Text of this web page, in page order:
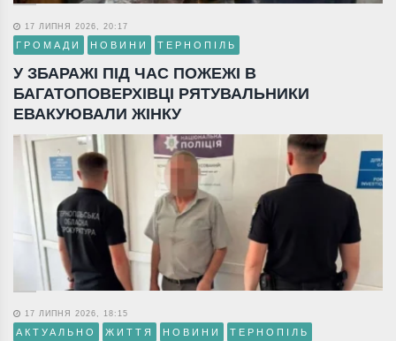
17 ЛИПНЯ 2026, 20:17
ГРОМАДИ НОВИНИ ТЕРНОПІЛЬ
У ЗБАРАЖІ ПІД ЧАС ПОЖЕЖІ В
БАГАТОПОВЕРХІВЦІ РЯТУВАЛЬНИКИ
ЕВАКУЮВАЛИ ЖІНКУ
17 ЛИПНЯ 2026, 18:15
АКТУАЛЬНО ЖИТТЯ НОВИНИ ТЕРНОПІЛЬ